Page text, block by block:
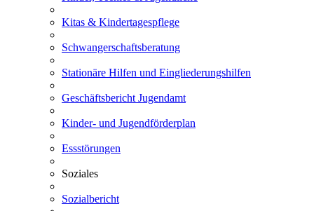
Kitas & Kindertagespflege
Schwangerschaftsberatung
Stationäre Hilfen und Eingliederungshilfen
Geschäftsbericht Jugendamt
Kinder- und Jugendförderplan
Essstörungen
Soziales
Sozialbericht